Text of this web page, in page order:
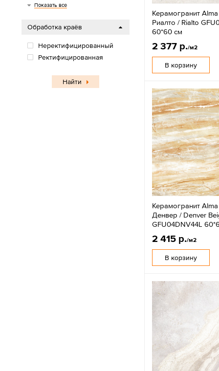
Керамогранит
Риалто / Rialto
60*60 см
2 377 р./м2
В корзину
Керамогранит
Денвер / Denver
GFU04DNV44L
2 415 р./м2
В корзину
7
7,5
8
8,5
8,7
8.3
8.5
9
9,5
9,6
9.2
9.4
9.6
9.8
Показать все
Обработка краёв
Неректифицированный
Ректифицированная
Найти